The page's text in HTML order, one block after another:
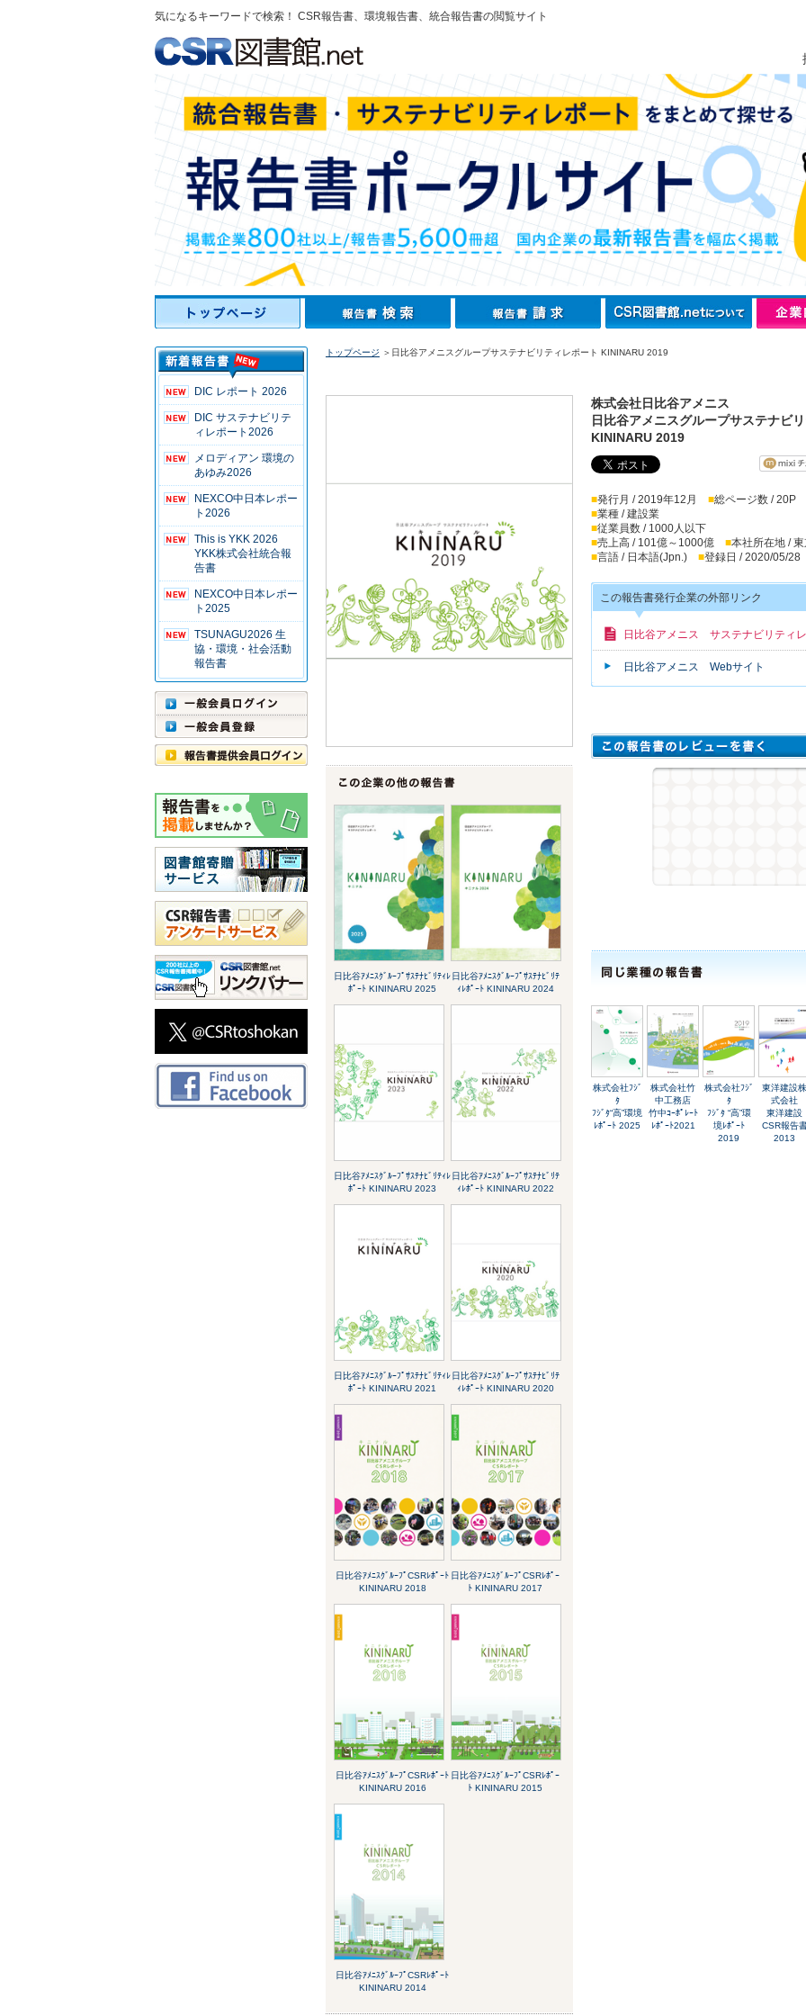
気になるキーワードで検索！ CSR報告書、環境報告書、統合報告書の閲覧サイト
DIC レポート 2026
DIC サステナビリテ
ィレポート2026
メロディアン 環境の
あゆみ2026
NEXCO中日本レポー
ト2026
This is YKK 2026
YKK株式会社統合報
告書
NEXCO中日本レポー
ト2025
TSUNAGU2026 生
協・環境・社会活動
報告書
トップページ ＞日比谷アメニスグループサステナビリティレポート KININARU 2019
日比谷ｱﾒﾆｽｸﾞﾙｰﾌﾟｻｽﾃﾅﾋﾞﾘﾃｨﾚ
ﾎﾟｰﾄ KININARU 2025
日比谷ｱﾒﾆｽｸﾞﾙｰﾌﾟｻｽﾃﾅﾋﾞﾘﾃ
ｨﾚﾎﾟｰﾄ KININARU 2024
日比谷ｱﾒﾆｽｸﾞﾙｰﾌﾟｻｽﾃﾅﾋﾞﾘﾃｨﾚ
ﾎﾟｰﾄ KININARU 2023
日比谷ｱﾒﾆｽｸﾞﾙｰﾌﾟｻｽﾃﾅﾋﾞﾘﾃ
ｨﾚﾎﾟｰﾄ KININARU 2022
日比谷ｱﾒﾆｽｸﾞﾙｰﾌﾟｻｽﾃﾅﾋﾞﾘﾃｨﾚ
ﾎﾟｰﾄ KININARU 2021
日比谷ｱﾒﾆｽｸﾞﾙｰﾌﾟｻｽﾃﾅﾋﾞﾘﾃ
ｨﾚﾎﾟｰﾄ KININARU 2020
日比谷ｱﾒﾆｽｸﾞﾙｰﾌﾟCSRﾚﾎﾟｰﾄ
KININARU 2018
日比谷ｱﾒﾆｽｸﾞﾙｰﾌﾟCSRﾚﾎﾟｰ
ﾄ KININARU 2017
日比谷ｱﾒﾆｽｸﾞﾙｰﾌﾟCSRﾚﾎﾟｰﾄ
KININARU 2016
日比谷ｱﾒﾆｽｸﾞﾙｰﾌﾟCSRﾚﾎﾟｰ
ﾄ KININARU 2015
日比谷ｱﾒﾆｽｸﾞﾙｰﾌﾟCSRﾚﾎﾟｰﾄ
KININARU 2014
株式会社日比谷アメニス
日比谷アメニスグループサステナビ
KININARU 2019
■発行月 / 2019年12月 ■総ページ数 / 20P
■業種 / 建設業
■従業員数 / 1000人以下
■売上高 / 101億～1000億 ■本社所在地 /
■言語 / 日本語(Jpn.) ■登録日 / 2020/05/28
この報告書発行企業の外部リンク
日比谷アメニス サステナビリティ
日比谷アメニス Webサイト
株式会社ﾌｼﾞ
ﾀ
ﾌｼﾞﾀ“高”環境
ﾚﾎﾟｰﾄ 2025
株式会社竹
中工務店
竹中ｺｰﾎﾟﾚｰﾄ
ﾚﾎﾟｰﾄ2021
株式会社ﾌｼﾞ
ﾀ
ﾌｼﾞﾀ “高”環
境ﾚﾎﾟｰﾄ
2019
東洋建設株
式会社
東洋建設
CSR報告
2013